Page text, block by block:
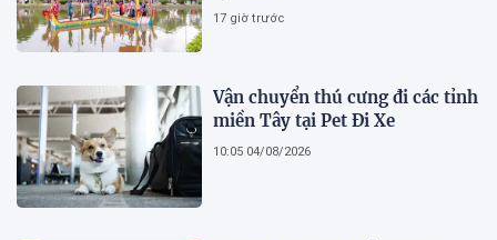
17 giờ trước
Vận chuyển thú cưng đi các tỉnh
miền Tây tại Pet Đi Xe
10:05 04/08/2026